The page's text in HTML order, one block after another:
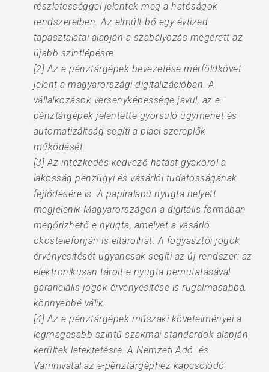
részletességgel jelentek meg a hatóságok
rendszereiben. Az elmúlt bő egy évtized
tapasztalatai alapján a szabályozás megérett az
újabb szintlépésre.
[2] Az e-pénztárgépek bevezetése mérföldkövet
jelent a magyarországi digitalizációban. A
vállalkozások versenyképessége javul, az e-
pénztárgépek jelentette gyorsuló ügymenet és
automatizáltság segíti a piaci szereplők
működését.
[3] Az intézkedés kedvező hatást gyakorol a
lakosság pénzügyi és vásárlói tudatosságának
fejlődésére is. A papíralapú nyugta helyett
megjelenik Magyarországon a digitális formában
megőrizhető e-nyugta, amelyet a vásárló
okostelefonján is eltárolhat. A fogyasztói jogok
érvényesítését ugyancsak segíti az új rendszer: az
elektronikusan tárolt e-nyugta bemutatásával
garanciális jogok érvényesítése is rugalmasabbá,
könnyebbé válik.
[4] Az e-pénztárgépek műszaki követelményei a
legmagasabb szintű szakmai standardok alapján
kerültek lefektetésre. A Nemzeti Adó- és
Vámhivatal az e-pénztárgéphez kapcsolódó